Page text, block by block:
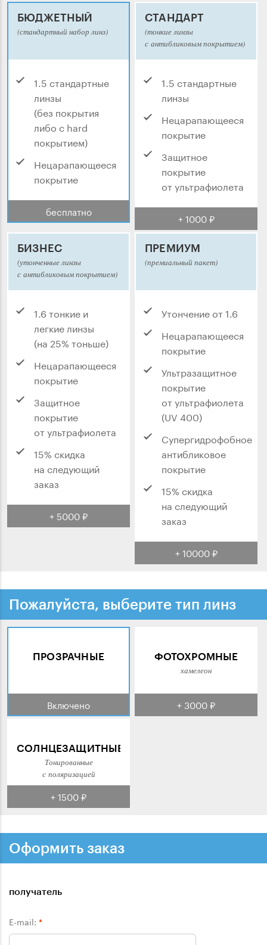
БЮДЖЕТНЫЙ
(стандартный набор линз)
1.5 стандартные
линзы
(без покрытия
либо с hard
покрытием)
Нецарапающееся
покрытие
бесплатно
СТАНДАРТ
(тонкие линзы
с антибликовым покрытием)
1.5 стандартные
линзы
Нецарапающееся
покрытие
Защитное
покрытие
от ультрафиолета
+ 1000 ₽
БИЗНЕС
(утонченные линзы
с антибликовым покрытием)
1.6 тонкие и
легкие линзы
(на 25% тоньше)
Нецарапающееся
покрытие
Защитное
покрытие
от ультрафиолета
15% скидка
на следующий
заказ
+ 5000 ₽
ПРЕМИУМ
(премиальный пакет)
Утончение от 1.6
Нецарапающееся
покрытие
Ультразащитное
покрытие
от ультрафиолета
(UV 400)
Супергидрофобное
антибликовое
покрытие
15% скидка
на следующий
заказ
+ 10000 ₽
Пожалуйста, выберите тип линз
ПРОЗРАЧНЫЕ
Включено
ФОТОХРОМНЫЕ
хамелеон
+ 3000 ₽
СОЛНЦЕЗАЩИТНЫЕ
Тонированные
с поляризацией
+ 1500 ₽
Оформить заказ
получатель
E-mail: *